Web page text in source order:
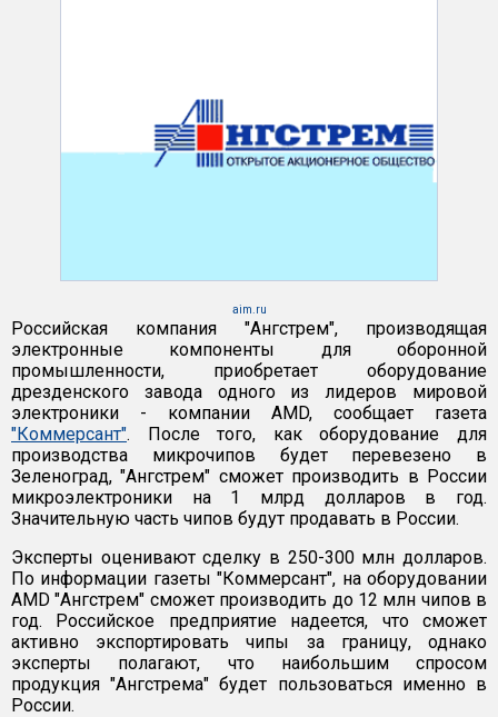
aim.ru
Российская компания "Ангстрем", производящая
электронные компоненты для оборонной
промышленности, приобретает оборудование
дрезденского завода одного из лидеров мировой
электроники - компании AMD, сообщает газета
"Коммерсант". После того, как оборудование для
производства микрочипов будет перевезено в
Зеленоград, "Ангстрем" сможет производить в России
микроэлектроники на 1 млрд долларов в год.
Значительную часть чипов будут продавать в России.
Эксперты оценивают сделку в 250-300 млн долларов.
По информации газеты "Коммерсант", на оборудовании
AMD "Ангстрем" сможет производить до 12 млн чипов в
год. Российское предприятие надеется, что сможет
активно экспортировать чипы за границу, однако
эксперты полагают, что наибольшим спросом
продукция "Ангстрема" будет пользоваться именно в
России.